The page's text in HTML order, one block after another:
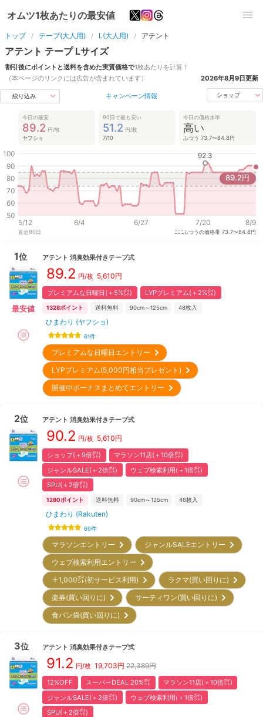
オムツ1枚あたりの最安値
トップ テープ(大人用) L(大人用) アテント
アテント テープ Lサイズ
割引後にポイントと送料を含めた実質価格で1枚あたりを計算！
（本ページのリンクには広告が含まれています）
2026年8月9日更新
絞り込み キャンペーン情報 ショップ
今日の最安
89.2 円/枚
ヤフショ
90日で最も安い
51.2 円/枚
7/10
今日の価格水準
高い
ふつう 73.7〜84.8円
50
60
70
80
90
100
5/12 6/4 6/27 7/20 8/9
92.3
89.2円
直近90日 ふつうの価格帯73.7〜84.8円
1位
最安値
アテント 消臭効果付きテープ式
89.2 円/枚 5,610円
プレミアムな日曜日(＋5%㌽) LYPプレミアム(＋2%㌽)
1328ポイント 送料無料 90cm～125cm 48枚入
ひまわり (ヤフショ)
61件
プレミアムな日曜日エントリー
LYPプレミアム(5,000円相当プレゼント)
開催中ボーナスまとめてエントリー
2位 アテント 消臭効果付きテープ式
90.2 円/枚 5,610円
ショップ(＋9倍㌽)
マラソン11店(＋10倍㌽)
ジャンルSALE(＋2倍㌽)
ウェブ検索利用(＋1倍㌽)
SPU(＋2倍㌽)
1280ポイント 送料無料 90cm～125cm 48枚入
ひまわり (Rakuten)
60件
マラソンエントリー
ジャンルSALEエントリー
ウェブ検索利用エントリー
＋1,000㌽(初サービス利用)
ラクマ(買い回りに)
楽券(買い回りに)
サーティワン(買い回りに)
食パン袋(買い回りに)
3位 アテント 消臭効果付きテープ式
91.2 円/枚 19,703円 22,389円
12%OFF スーパーDEAL 20%㌽
マラソン11店(＋10倍㌽)
ジャンルSALE(＋2倍㌽)
ウェブ検索利用(＋1倍㌽)
SPU(＋2倍㌽)